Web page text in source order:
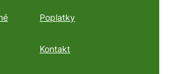
Poplatky
Kontakt